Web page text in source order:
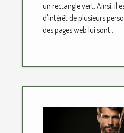
un rectangle vert. Ainsi, il
d'intérêt de plusieurs
des pages web lui sont...